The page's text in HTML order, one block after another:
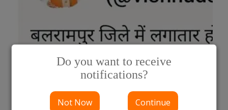
Do you want to receive
notifications?
Not Now Continue